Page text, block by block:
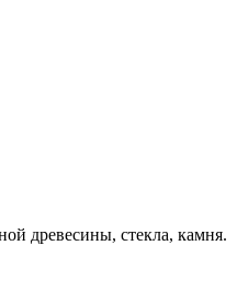
древесины, стекла, камня.